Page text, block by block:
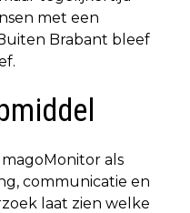
met een
Brabant bleef
als
communicatie en
laat zien welke